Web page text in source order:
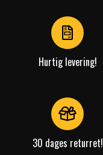
Hurtig levering!
30 dages returret!